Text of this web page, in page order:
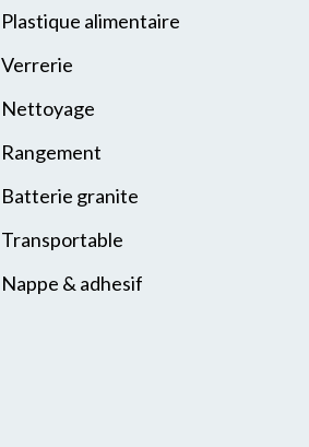
Plastique alimentaire
Verrerie
Nettoyage
Rangement
Batterie granite
Transportable
Nappe & adhesif